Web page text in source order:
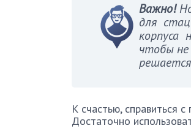
Важно!
для
корпуса
чтобы не
К счастью, справиться
Достаточно